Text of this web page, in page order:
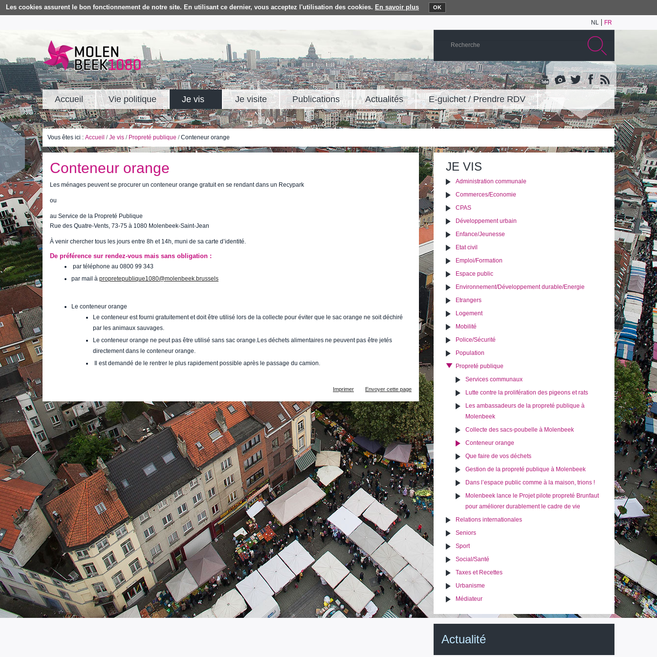
Les cookies assurent le bon fonctionnement de notre site. En utilisant ce dernier, vous acceptez l'utilisation des cookies. En savoir plus OK
NL FR
Accueil Vie politique Je vis Je visite Publications Actualités E-guichet / Prendre RDV
Vous êtes ici : Accueil /Je vis / Propreté publique /Conteneur orange
Conteneur orange
Les ménages peuvent se procurer un conteneur orange gratuit en se rendant dans un Recypark
ou
au Service de la Propreté Publique
Rue des Quatre-Vents, 73-75 à 1080 Molenbeek-Saint-Jean
À venir chercher tous les jours entre 8h et 14h, muni de sa carte d’identité.
De préférence sur rendez-vous mais sans obligation :
par téléphone au 0800 99 343
par mail à propretepublique1080@molenbeek.brussels
Le conteneur orange
Le conteneur est fourni gratuitement et doit être utilisé lors de la collecte pour éviter que le sac orange ne soit déchiré
par les animaux sauvages.
Le conteneur orange ne peut pas être utilisé sans sac orange.Les déchets alimentaires ne peuvent pas être jetés
directement dans le conteneur orange.
Il est demandé de le rentrer le plus rapidement possible après le passage du camion.
le
document
Imprimer Envoyer cette page
JE VIS
Administration communale
Commerces/Economie
CPAS
Développement urbain
Enfance/Jeunesse
Etat civil
Emploi/Formation
Espace public
Environnement/Développement durable/Energie
Etrangers
Logement
Mobilité
Police/Sécurité
Population
Propreté publique
Services communaux
Lutte contre la prolifération des pigeons et rats
Les ambassadeurs de la propreté publique à
Molenbeek
Collecte des sacs-poubelle à Molenbeek
Conteneur orange
Que faire de vos déchets
Gestion de la propreté publique à Molenbeek
Dans l’espace public comme à la maison, trions !
Molenbeek lance le Projet pilote propreté Brunfaut
pour améliorer durablement le cadre de vie
Relations internationales
Seniors
Sport
Social/Santé
Taxes et Recettes
Urbanisme
Médiateur
Actualité